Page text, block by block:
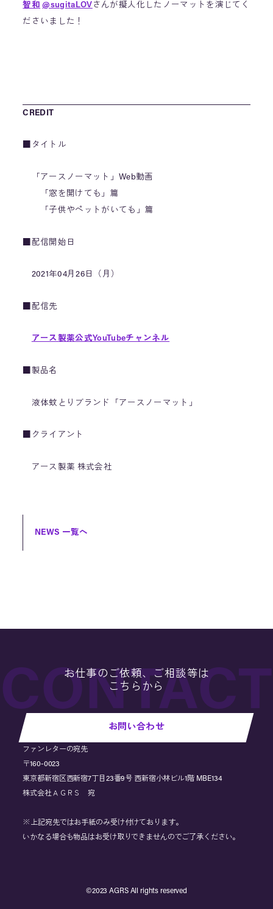
智和 @sugitaLOV さんが擬人化したノーマットを演じてく
ださいました！
CREDIT
■タイトル
「アースノーマット」Web動画
「窓を開けても」篇
「子供やペットがいても」篇
■配信開始日
2021年04月26日（月）
■配信先
アース製薬公式YouTubeチャンネル
■製品名
液体蚊とりブランド「アースノーマット」
■クライアント
アース製薬 株式会社
NEWS 一覧へ
お仕事のご依頼、ご相談等は
こちらから
お問い合わせ
ファンレターの宛先
〒160-0023
東京都新宿区西新宿7丁目23番9号 西新宿小林ビル1階 MBE134
株式会社ＡＧＲＳ 宛
※上記宛先ではお手紙のみ受け付けております。
いかなる場合も物品はお受け取りできませんのでご了承ください。
©︎2023 AGRS All rights reserved